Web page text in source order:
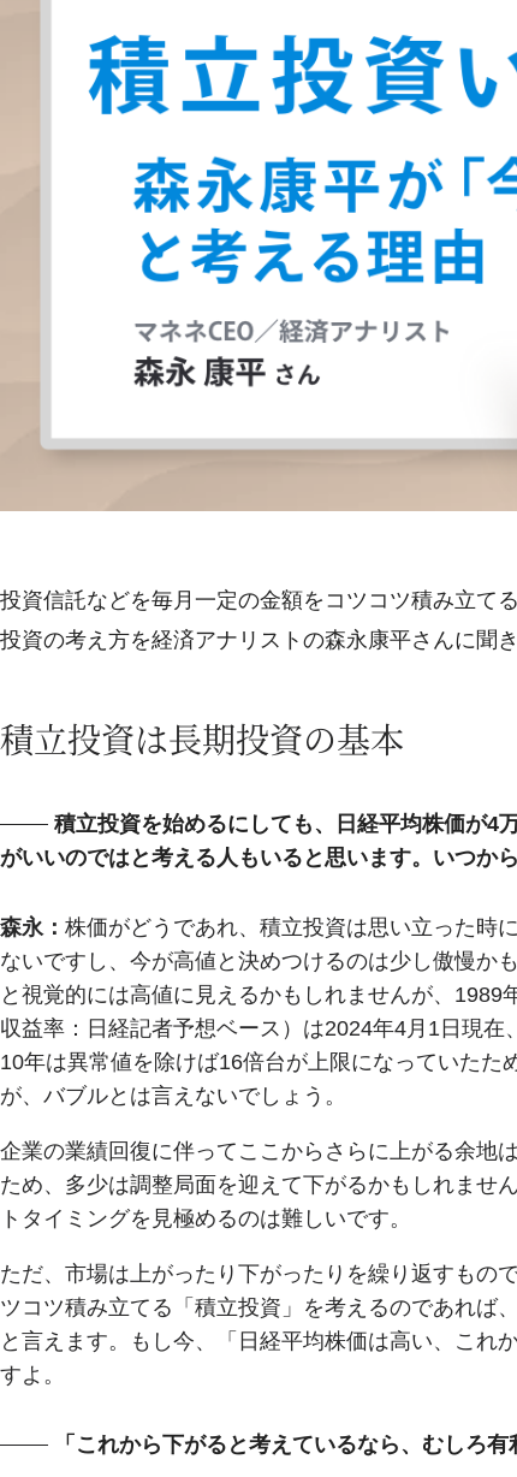
投資信託などを毎月一定の金額をコツコツ積み立て
投資の考え方を経済アナリストの森永康平さんに聞き
積立投資は長期投資の基本
積立投資を始めるにしても、日経平均株価が4
がいいのではと考える人もいると思います。いつか
森永： 株価がどうであれ、積立投資は思い立った時
ないですし、今が高値と決めつけるのは少し傲慢か
と視覚的には高値に見えるかもしれませんが、
収益率：日経記者予想ベース）は2024年4月1日現
10年は異常値を除けば16倍台が上限になっていた
が、バブルとは言えないでしょう。
企業の業績回復に伴ってここからさらに上がる余地
ため、多少は調整局面を迎えて下がるかもしれませ
トタイミングを見極めるのは難しいです。
ただ、市場は上がったり下がったりを繰り返すもの
ツコツ積み立てる「積立投資」を考えるのであれば
と言えます。もし今、「日経平均株価は高い、これ
すよ。
「これから下がると考えているなら、むしろ